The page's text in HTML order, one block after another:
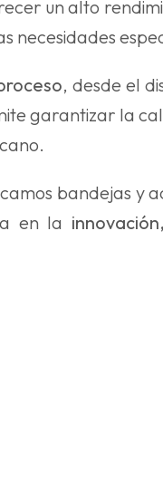
un alto
necesidades
, desde el
garantizar la
bandejas y
en la